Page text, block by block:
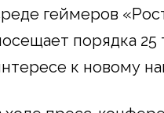
геймеров
порядка 25
к новому